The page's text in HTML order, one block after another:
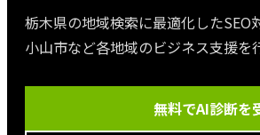
栃木県の地域検索に最適化したSEO
小山市など各地域のビジネス支援を
無料でAI診断を